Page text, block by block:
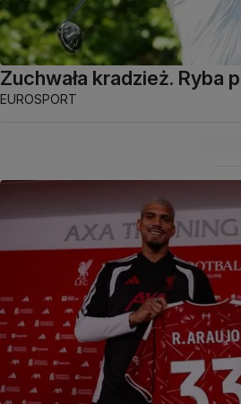
Zuchwała kradzież. Ryba
EUROSPORT